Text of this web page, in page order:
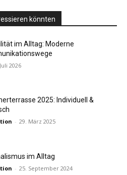
könnten
im Alltag: Moderne
2026
2025: Individuell &
- 29. März 2025
im Alltag
- 25. September 2024